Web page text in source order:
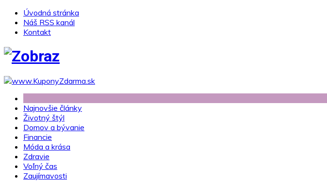
Skip
content
Úvodná stránka
Náš RSS kanál
Kontakt
Najnovšie články
Životný štýl
Domov a bývanie
Financie
Móda a krása
Zdravie
Voľný čas
Zaujímavosti